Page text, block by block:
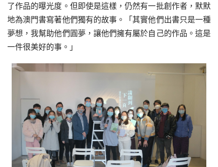
了作品的曝光度。但即使是這樣，仍然有一批創作者，默默
地為澳門書寫著他們獨有的故事。「其實他們出書只是一種
夢想，我幫助他們圓夢，讓他們擁有屬於自己的作品。這是
一件很美好的事。」